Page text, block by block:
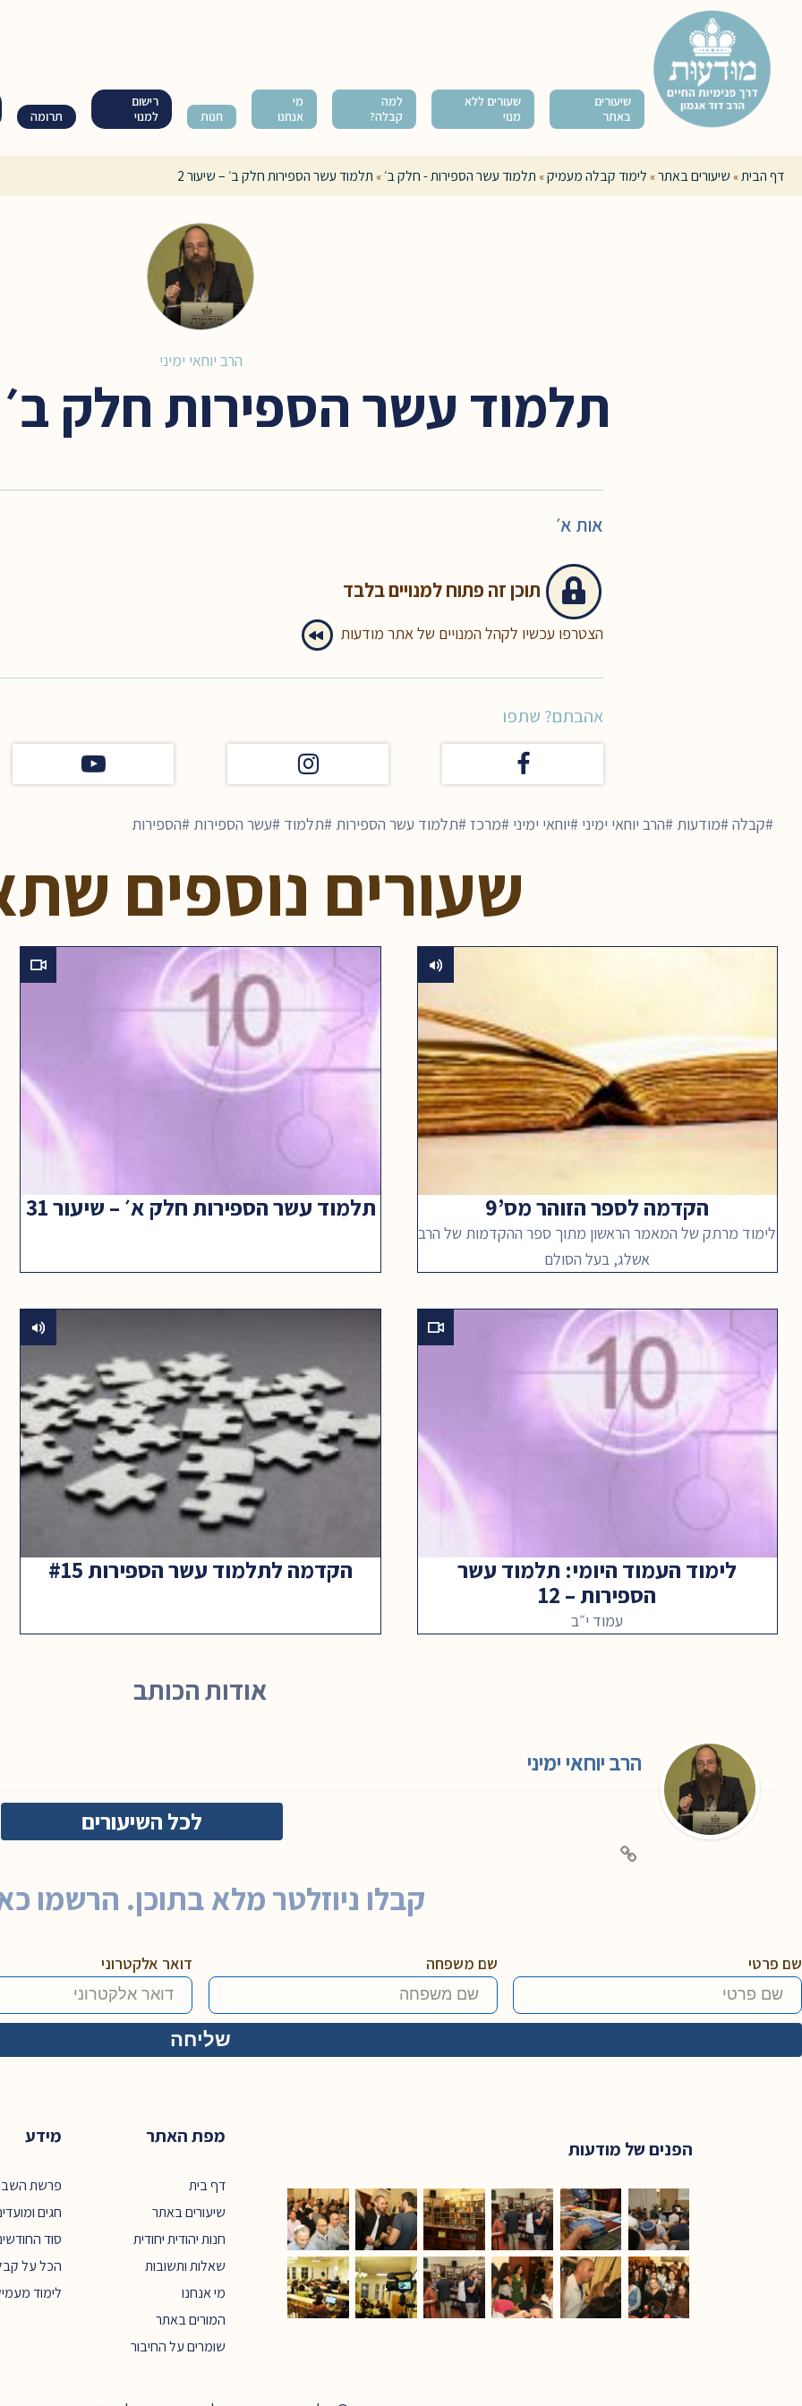
שיעורים
באתר
שעורים ללא
מנוי
למה
קבלה?
מי
אנחנו
חנות
רישום
למנוי
תרומה
דף הבית» שיעורים באתר» לימוד קבלה מעמיק» תלמוד עשר הספירות - חלק ב׳ » תלמוד עשר הספירות חלק ב׳ – שיעור 2
הרב יוחאי ימיני
תלמוד עשר הספירות חלק ב׳
אות א׳
תוכן זה פתוח למנויים בלבד
הצטרפו עכשיו לקהל המנויים של אתר מודעות
אהבתם? שתפו
קבלה מודעות הרב יוחאי ימיני יוחאי ימיני מרכז תלמוד עשר הספירות תלמוד עשר הספירות הספירות
שעורים נוספים
הקדמה לספר הזוהר מס’9
לימוד מרתק של המאמר הראשון מתוך ספר ההקדמות של הרב
אשלג, בעל הסולם
תלמוד עשר הספירות חלק א׳ – שיעור 31
לימוד העמוד היומי: תלמוד עשר
הספירות – 12
עמוד י״ב
הקדמה לתלמוד עשר הספירות #15
אודות הכותב
הרב יוחאי ימיני
לכל השיעורים
קבלו ניוזלטר מלא בתוכן. הרשמו
שם פרטי שם משפחה דואר אלקטרוני
מפת האתר
דף בית
שיעורים באתר
חנות יהודית יחודית
שאלות ותשובות
מי אנחנו
המורים באתר
שומרים על החיבור
מידע
פרשת
חגים
סוד
הכל על
לימוד
הפנים של מודעות